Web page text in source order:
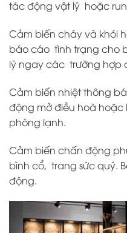
tác động vật lý hoặc
Cảm biến cháy và khói
báo cáo tình trạng cho
lý ngay các trường hợp
Cảm biến nhiệt thông
động mở điều hoà hoặc
phòng lạnh.
Cảm biến chấn động
bình cổ, trang sức quý.
động.